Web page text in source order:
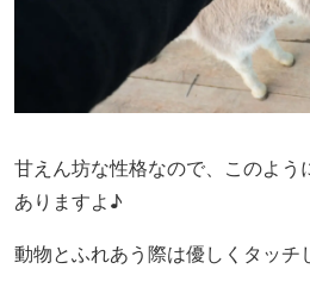
甘えん坊な性格なので、このよう
ありますよ♪
動物とふれあう際は優しくタッチ